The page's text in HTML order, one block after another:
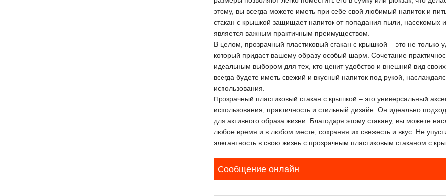
этому, вы всегда можете иметь при себе свой любимый напиток и
стакан с крышкой защищает напиток от попадания пыли, насекомых
является важным практичным преимуществом.
В целом, прозрачный пластиковый стакан с крышкой – это не только
который придаст вашему образу особый шарм. Сочетание
идеальным выбором для тех, кто ценит удобство и внешний вид
всегда будете иметь свежий и вкусный напиток под рукой,
использования.
Прозрачный пластиковый стакан с крышкой – это универсальный
использования, практичность и стильный дизайн. Он идеально
для активного образа жизни. Благодаря этому стакану, вы можете
любое время и в любом месте, сохраняя их свежесть и вкус. Не
элегантность в свою жизнь с прозрачным пластиковым стаканом с
Сообщение онлайн